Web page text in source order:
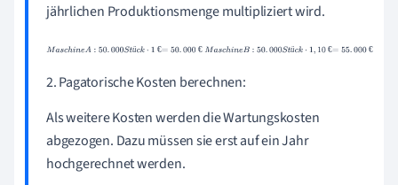
jährlichen Produktionsmenge multipliziert wird.
ü € € ü € €
MaschineA:50.000Stück·1€=50.000€MaschineB:50.000St
ü ck 10 = 55 000
2. Pagatorische Kosten berechnen:
Als weitere Kosten werden die Wartungskosten
abgezogen. Dazu müssen sie erst auf ein Jahr
hochgerechnet werden.